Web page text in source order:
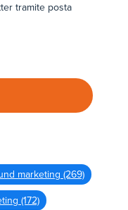
tramite posta
marketing (269)
(172)